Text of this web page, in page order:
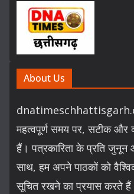
About Us
महत्वपूर्ण समय पर, सटीक और
हैं। पत्रकारिता के प्रति जुनून
साथ, हम अपने पाठकों को
सूचित रखने का प्रयास करते